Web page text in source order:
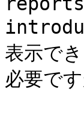
表示で
必要で